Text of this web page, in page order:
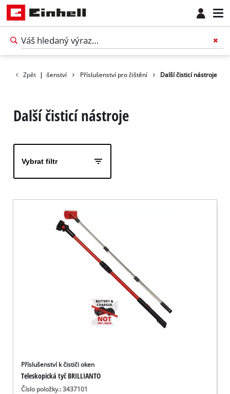
Zpět |
Příslušenství Příslušenství pro čištění Další čisticí nástroje
Další čisticí nástroje
Vybrat filtr
Příslušenství k čističi oken
Teleskopická tyč BRILLIANTO
Číslo položky.: 3437101